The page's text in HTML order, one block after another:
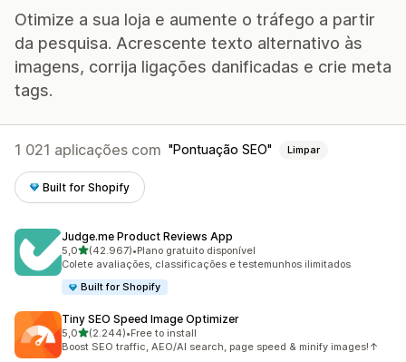
Otimize a sua loja e aumente o tráfego a partir
da pesquisa. Acrescente texto alternativo às
imagens, corrija ligações danificadas e crie meta
tags.
1 021 aplicações com Pontuação SEO Limpar
Built for Shopify
Judge.me Product Reviews App
5,0de 5 estrelas
(42.967)
42967 total de avaliações
•Plano gratuito disponível
Colete avaliações, classificações e testemunhos ilimitados
Built for Shopify
Tiny SEO Speed Image Optimizer
5,0de 5 estrelas
(2.244)
2244 total de avaliações
•Free to install
Boost SEO traffic, AEO/AI search, page speed & minify images!↑